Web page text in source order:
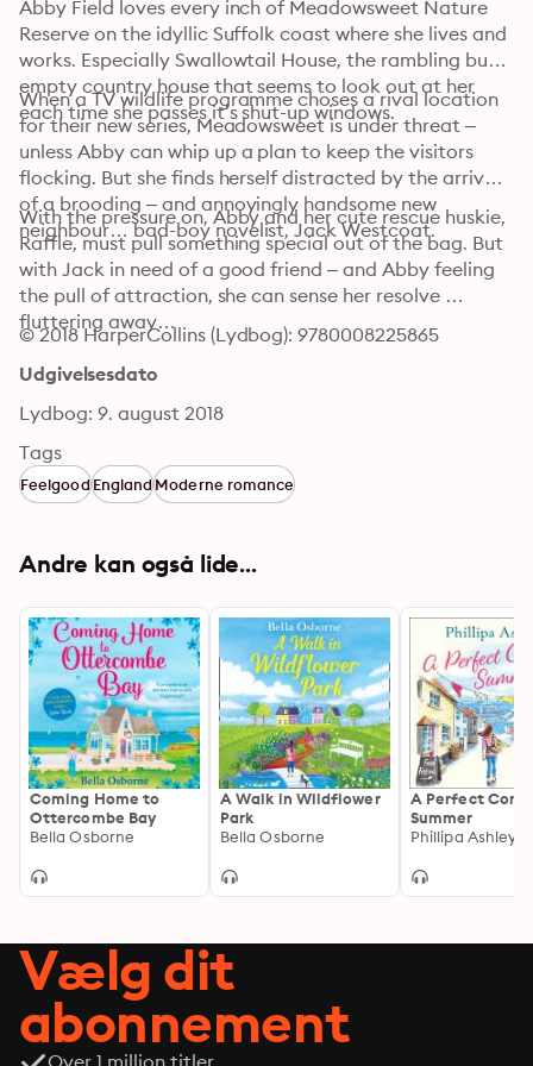
Abby Field loves every inch of Meadowsweet Nature
Reserve on the idyllic Suffolk coast where she lives and
works. Especially Swallowtail House, the rambling but
empty country house that seems to look out at her
each time she passes it’s shut-up windows.
When a TV wildlife programme choses a rival location
for their new series, Meadowsweet is under threat –
unless Abby can whip up a plan to keep the visitors
flocking. But she finds herself distracted by the arrival
of a brooding – and annoyingly handsome new
neighbour… bad-boy novelist, Jack Westcoat.
With the pressure on, Abby and her cute rescue huskie,
Raffle, must pull something special out of the bag. But
with Jack in need of a good friend – and Abby feeling
the pull of attraction, she can sense her resolve
fluttering away…
© 2018 HarperCollins (Lydbog): 9780008225865
Udgivelsesdato
Lydbog: 9. august 2018
Tags
FeelgoodEnglandModerne romance
Andre kan også lide...
Coming Home to
Ottercombe Bay
Bella Osborne
A Walk in Wildflower
Park
Bella Osborne
A Perfect
Summer
Phillipa Ashley
Vælg dit
abonnement
Over 1 million titler